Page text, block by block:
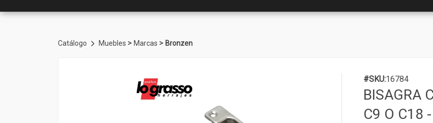
Catálogo Muebles > Marcas > Bronzen
#SKU:16784
BISAGRA
C9 O C18